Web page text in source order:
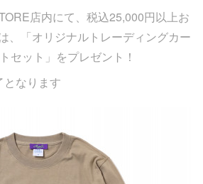
店内にて、税込25,000円以上お
、「オリジナルトレーディングカー
セット」をプレゼント！
となります